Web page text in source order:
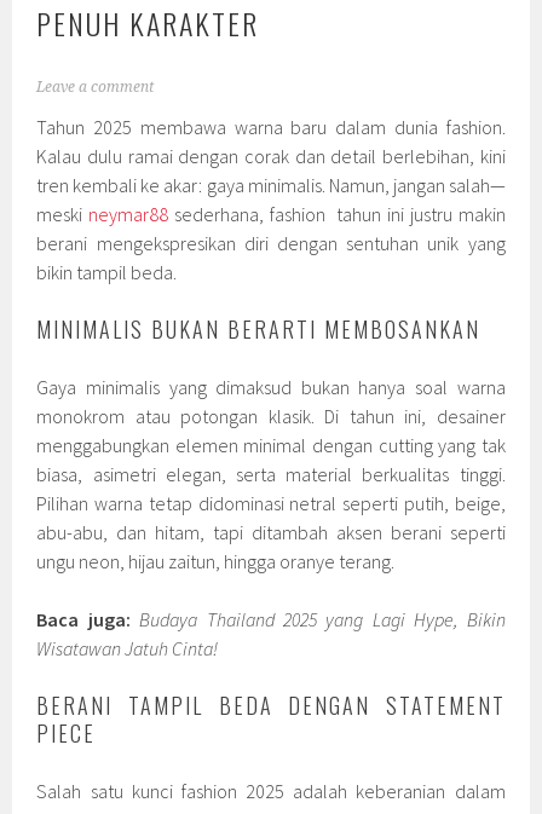
PENUH KARAKTER
Leave a comment
Tahun 2025 membawa warna baru dalam dunia fashion.
Kalau dulu ramai dengan corak dan detail berlebihan, kini
tren kembali ke akar: gaya minimalis. Namun, jangan salah—
meski neymar88 sederhana, fashion tahun ini justru makin
berani mengekspresikan diri dengan sentuhan unik yang
bikin tampil beda.
MINIMALIS BUKAN BERARTI MEMBOSANKAN
Gaya minimalis yang dimaksud bukan hanya soal warna
monokrom atau potongan klasik. Di tahun ini, desainer
menggabungkan elemen minimal dengan cutting yang tak
biasa, asimetri elegan, serta material berkualitas tinggi.
Pilihan warna tetap didominasi netral seperti putih, beige,
abu-abu, dan hitam, tapi ditambah aksen berani seperti
ungu neon, hijau zaitun, hingga oranye terang.
Baca juga: Budaya Thailand 2025 yang Lagi Hype, Bikin
Wisatawan Jatuh Cinta!
BERANI TAMPIL BEDA DENGAN STATEMENT
PIECE
Salah satu kunci fashion 2025 adalah keberanian dalam